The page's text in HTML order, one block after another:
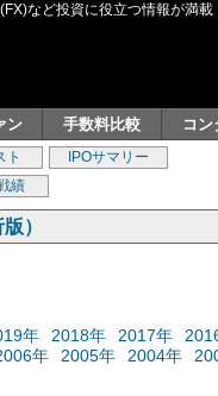
など投資に役立つ情報が満
ン 手数料比較 コン
ト
IPOサマリー
績
）
年 2018年 2017年
年 2005年 2004年